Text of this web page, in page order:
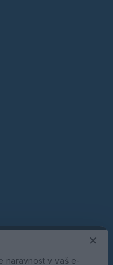
×
naravnost v vaš e-